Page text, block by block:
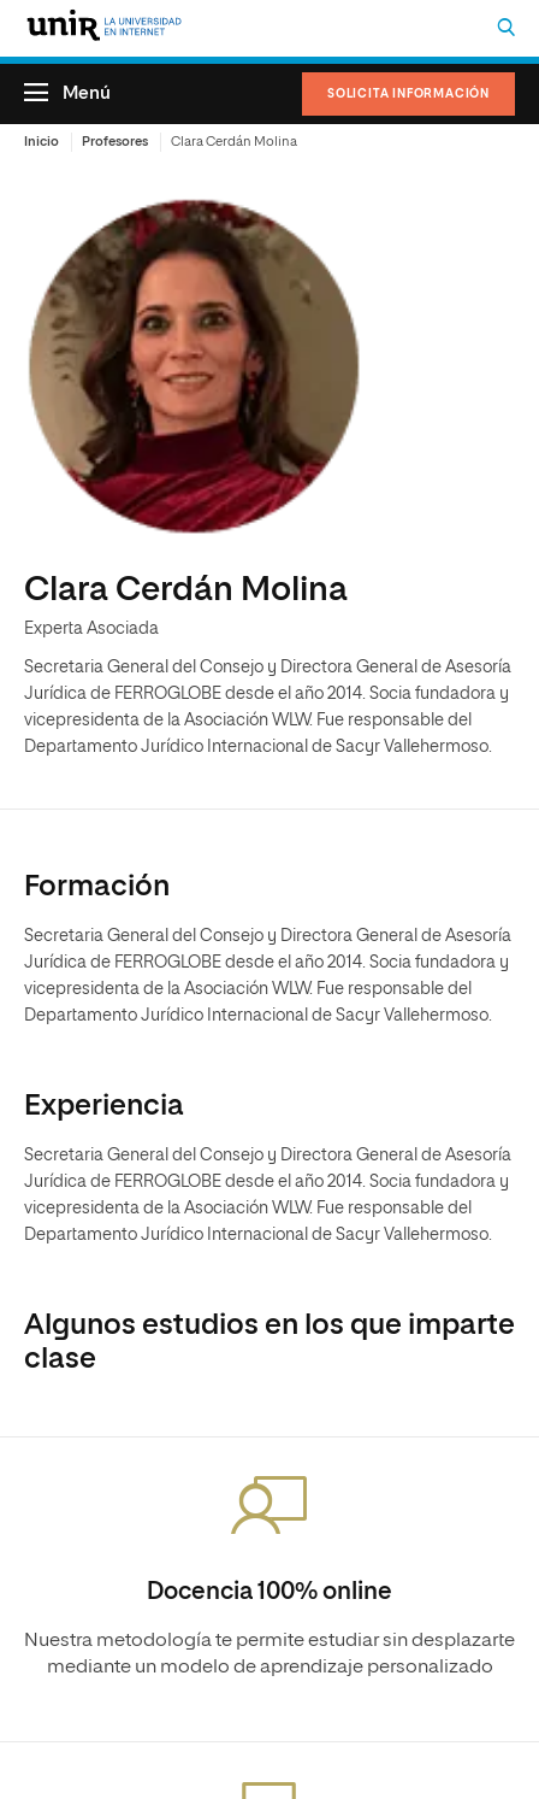
SOLICITA INFORMACIÓN
Menú
Inicio Profesores Clara Cerdán Molina
Clara Cerdán Molina
Experta Asociada
Secretaria General del Consejo y Directora General de Asesoría
Jurídica de FERROGLOBE desde el año 2014. Socia fundadora y
vicepresidenta de la Asociación WLW. Fue responsable del
Departamento Jurídico Internacional de Sacyr Vallehermoso.
Formación
Secretaria General del Consejo y Directora General de Asesoría
Jurídica de FERROGLOBE desde el año 2014. Socia fundadora y
vicepresidenta de la Asociación WLW. Fue responsable del
Departamento Jurídico Internacional de Sacyr Vallehermoso.
Experiencia
Secretaria General del Consejo y Directora General de Asesoría
Jurídica de FERROGLOBE desde el año 2014. Socia fundadora y
vicepresidenta de la Asociación WLW. Fue responsable del
Departamento Jurídico Internacional de Sacyr Vallehermoso.
Algunos estudios en los que imparte
clase
Docencia 100% online
Nuestra metodología te permite estudiar sin desplazarte
mediante un modelo de aprendizaje personalizado